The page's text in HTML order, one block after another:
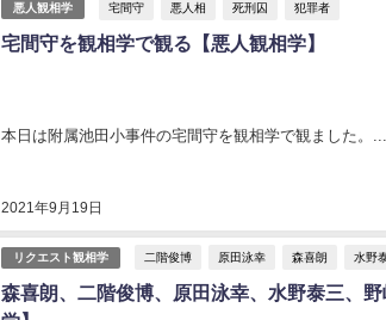
悪人観相学 宅間守 悪人相 死刑囚 犯罪者
宅間守を観相学で観る【悪人観相学】
2021年9月19日
本日は附属池田小事件の宅間守を観相学で観ました。...
リクエスト観相学 二階俊博 原田泳幸 森喜朗 水野
森喜朗、二階俊博、原田泳幸、水野泰三、